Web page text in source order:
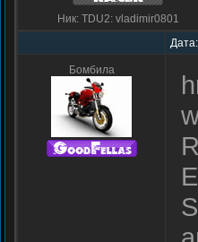
Ник: TDU2: vladimir0801
Бомбила